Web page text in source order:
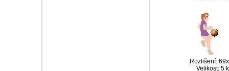
Rozlišení:
Velikost: 5